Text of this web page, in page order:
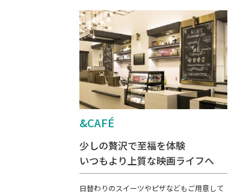
&CAFÉ
少しの贅沢で至福を体験
いつもより上質な映画ライフへ
日替わりのスイーツやピザなどもご用意して